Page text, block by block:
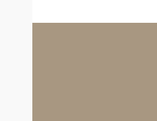
spokojnosti. Sedenie bolo